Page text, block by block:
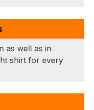
as well as in
shirt for every